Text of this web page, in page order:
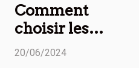
Comment
choisir les
meilleurs
20/06/2024